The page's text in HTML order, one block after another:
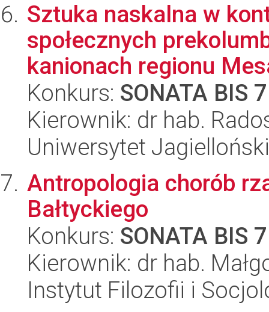
Sztuka naskalna w
społecznych
kanionach regionu
Konkurs: SONATA BIS 7
Kierownik: dr hab.
Uniwersytet
Antropologia chorób
Bałtyckiego
Konkurs: SONATA BIS 7
Kierownik: dr hab.
Instytut Filozofii i